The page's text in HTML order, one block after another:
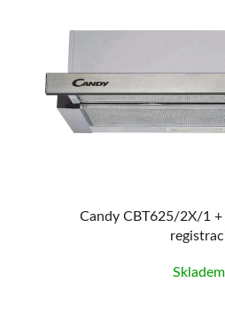
Candy CBT625/2X/1
Skladem